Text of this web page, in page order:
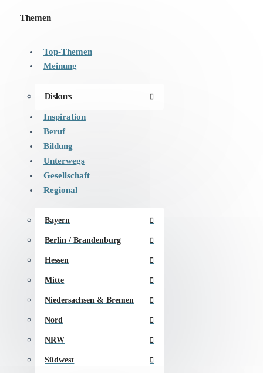
Themen
Top-Themen
Meinung
Diskurs
Inspiration
Beruf
Bildung
Unterwegs
Gesellschaft
Regional
Bayern
Berlin / Brandenburg
Hessen
Mitte
Niedersachsen & Bremen
Nord
NRW
Südwest